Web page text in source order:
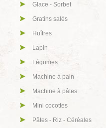
Glace - Sorbet
Gratins salés
Huîtres
Lapin
Légumes
Machine à pain
Machine à pâtes
Mini cocottes
Pâtes - Riz - Céréales